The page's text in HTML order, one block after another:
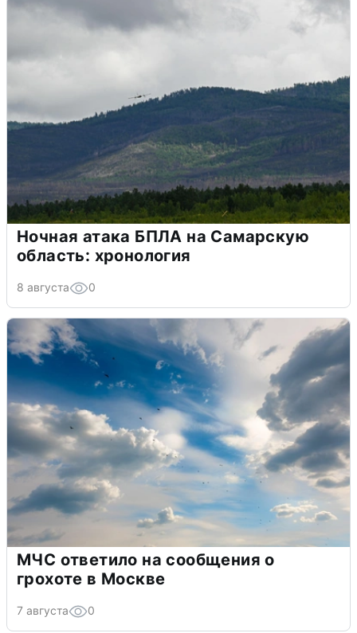
Ночная атака БПЛА на Самарскую
область: хронология
8 августа 0
МЧС ответило на сообщения о
грохоте в Москве
7 августа 0